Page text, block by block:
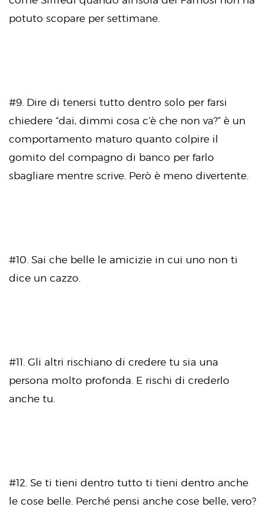
potuto scopare per settimane.
#9. Dire di tenersi tutto dentro solo per farsi
chiedere “dai, dimmi cosa c’è che non va?” è un
comportamento maturo quanto colpire il
gomito del compagno di banco per farlo
sbagliare mentre scrive. Però è meno divertente.
#10. Sai che belle le amicizie in cui uno non ti
dice un cazzo.
#11. Gli altri rischiano di credere tu sia una
persona molto profonda. E rischi di crederlo
anche tu.
#12. Se ti tieni dentro tutto ti tieni dentro anche
le cose belle. Perché pensi anche cose belle, vero?